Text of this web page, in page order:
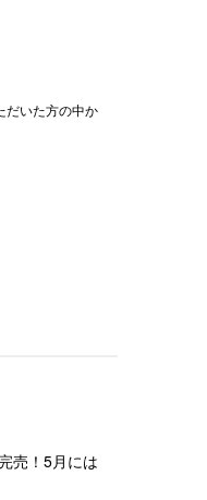
だいた方の中か
売！5月には